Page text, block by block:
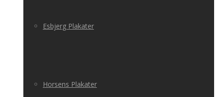
Esbjerg Plakater
Horsens Plakater